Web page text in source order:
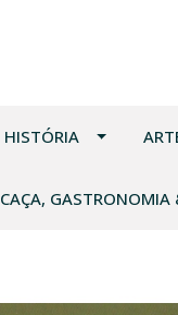
HISTÓRIA
CAÇA, GASTRONOMIA